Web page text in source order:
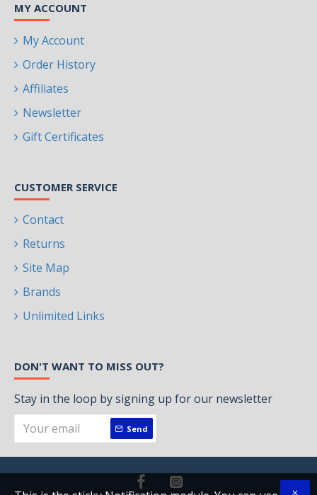
MY ACCOUNT
My Account
Order History
Affiliates
Newsletter
Gift Certificates
CUSTOMER SERVICE
Contact
Returns
Site Map
Brands
Unlimited Links
DON'T WANT TO MISS OUT?
Stay in the loop by signing up for our newsletter
Send